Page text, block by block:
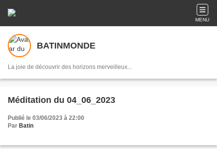
MENU
BATINMONDE
La joie de découvrir des horizons merveilleux...
Méditation du 04_06_2023
Publié le 03/06/2023 à 22:00
Par Batin